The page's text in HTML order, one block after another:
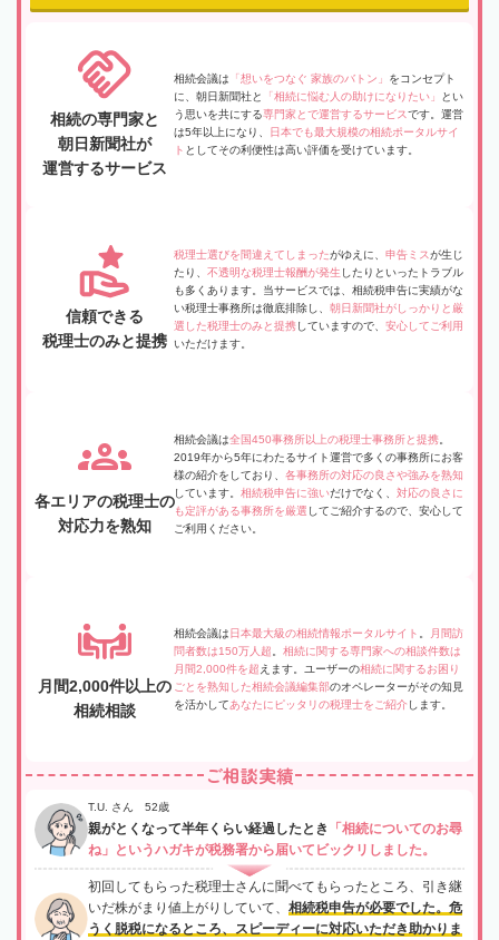
相続の専門家と
朝日新聞社が
運営するサービス
相続会議は 「想いをつなぐ 家族のバトン」 をコンセプト
に、朝日新聞社と
「相続に悩む人の助けになりたい」
とい
う思いを共にする専門家とで運営するサービスです。運営
は5年以上になり、
日本でも最大規模の相続ポータルサイ
ト としてその利便性は高い評価を受けています。
信頼できる
税理士のみと提携
税理士選びを間違えてしまったがゆえに、 申告ミスが生じ
たり、 不透明な税理士報酬が発生 したりといったトラブル
も多くあります。当サービスでは、相続税申告に実績がな
い税理士事務所は徹底排除し、 朝日新聞社がしっかりと厳
選した税理士のみと提携していますので、 安心してご利用
いただけます。
各エリアの税理士の
対応力を熟知
相続会議は全国450事務所以上の税理士事務所と提携
2019年から5年にわたるサイト運営で多くの事務所にお客
様の紹介をしており、 各事務所の対応の良さや強みを熟知
しています。 相続税申告に強いだけでなく、 対応の良さに
も定評がある事務所を厳選 してご紹介するので、安心して
ご利用ください。
月間2,000件以上の
相続相談
相続会議は 日本最大級の相続情報ポータルサイト
月間訪
問者数は150万人超
相続に関する専門家への相談件数は
月間2,000件を超 えます。ユーザーの相続に関するお困り
ごとを熟知した相続会議編集部のオペレーターがその知見
を活かしてあなたにピッタリの税理士をご紹介 します。
ご相談実績
T.U. さん 52歳
親がとくなって半年くらい経過したとき
「相続についてのお尋
ね」というハガキが税務署から届いてビックリしました。
初回してもらった税理士さんに聞べてもらったところ、引き継
いだ株がまり値上がりしていて、 相続税申告が必要でした。危
うく脱税になるところ、スピーディーに対応いただき助かりま